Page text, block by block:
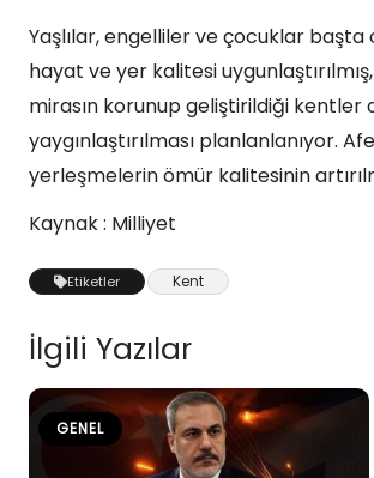
Yaşlılar, engelliler ve çocuklar başta
hayat ve yer kalitesi
mirasın korunup geliştirildiği kentler
yaygınlaştırılması planlanlanıyor.
yerleşmelerin ömür kalitesinin
Kaynak : Milliyet
Etiketler Kent
İlgili Yazılar
GENEL